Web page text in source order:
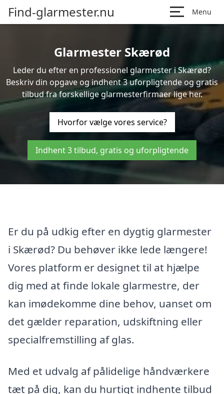
Find-glarmester.nu Menu
Glarmester Skærød
Leder du efter en professionel glarmester i Skærød?
Beskriv din opgave og indhent 3 uforpligtende og gratis
tilbud fra forskellige glarmesterfirmaer lige her.
Hvorfor vælge vores service?
Indhent 3 tilbud, gratis og uforpligtende
Er du på udkig efter en dygtig glarmester
i Skærød? Du behøver ikke lede længere!
Vores platform er designet til at hjælpe
dig med at finde lokale glarmestre, der
kan imødekomme dine behov, uanset om
det gælder reparation, udskiftning eller
specialfremstilling af glas.
Med et udvalg af pålidelige håndværkere
tæt på dig, kan du hurtigt indhente tilbud